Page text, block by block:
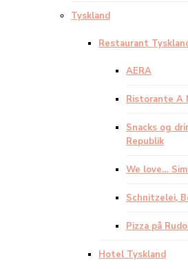
Tyskland
Restaurant
AERA
Ristorante A
Snacks og
Republik
We love…
Schnitzelei,
Pizza på
Hotel Tyskland